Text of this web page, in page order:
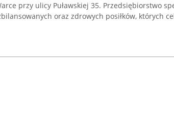
przy ulicy Puławskiej 35. Przedsiębiorstwo
oraz zdrowych posiłków, których